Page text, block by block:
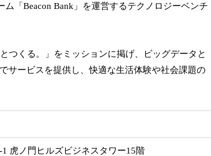
「Beacon Bank」を運営するテクノロジーベンチ
つくる。」をミッションに掲げ、ビッグデータと
サービスを提供し、快適な生活体験や社会課題の
虎ノ門ヒルズビジネスタワー15階